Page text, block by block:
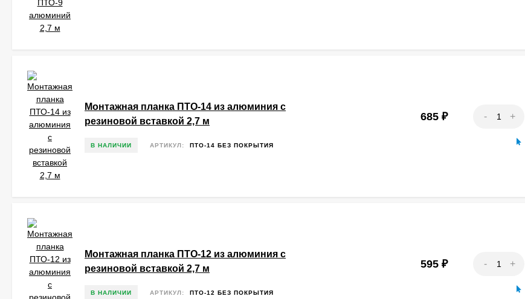
Монтажная планка ПТО-14 из алюминия с
резиновой вставкой 2,7 м
В НАЛИЧИИ АРТИКУЛ: ПТО-14 БЕЗ ПОКРЫТИЯ
685 ₽ - +
Монтажная планка ПТО-12 из алюминия с
резиновой вставкой 2,7 м
В НАЛИЧИИ АРТИКУЛ: ПТО-12 БЕЗ ПОКРЫТИЯ
595 ₽ - +